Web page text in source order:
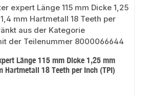
Länge 115 mm Dicke 1,25 mm
Hartmetall 18 Teeth per Inch (TPI)